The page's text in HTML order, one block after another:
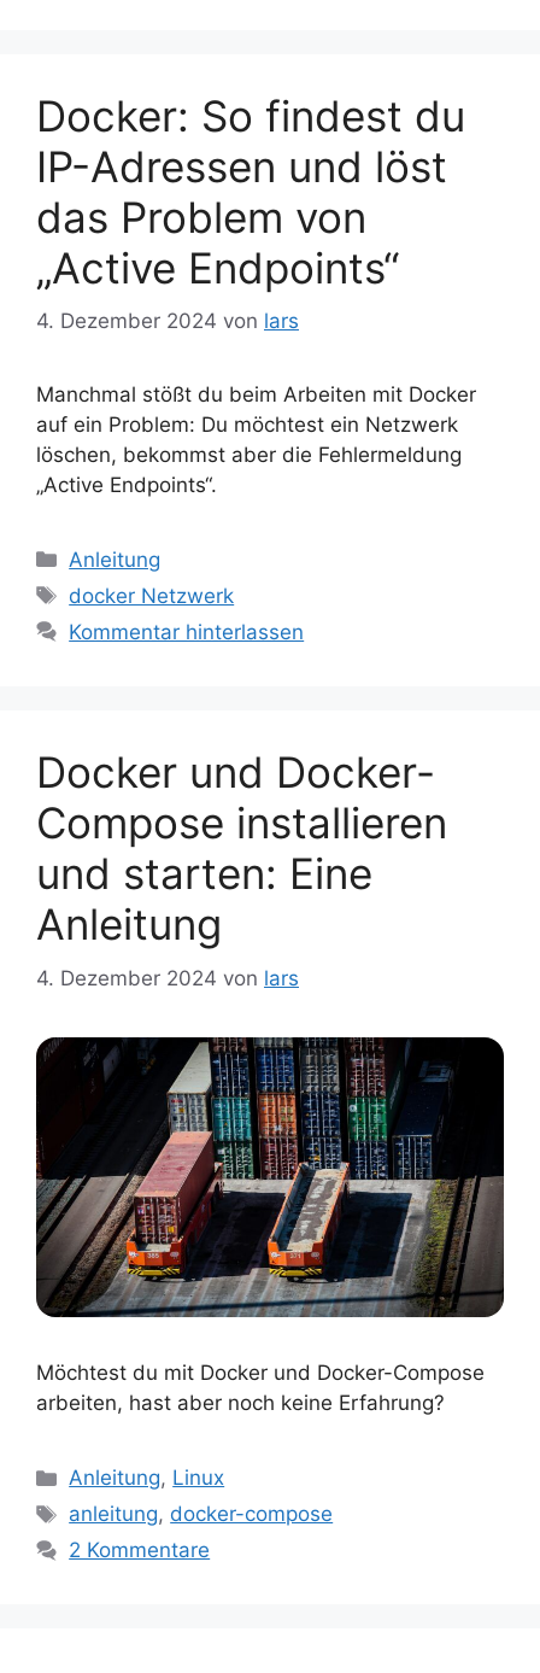
Docker: So findest du
IP-Adressen und löst
das Problem von
„Active Endpoints“
4. Dezember 2024 von lars
Manchmal stößt du beim Arbeiten mit Docker
auf ein Problem: Du möchtest ein Netzwerk
löschen, bekommst aber die Fehlermeldung
„Active Endpoints“.
Kategorien
Anleitung
Schlagwörter
docker Netzwerk
Kommentar hinterlassen
Docker und Docker-
Compose installieren
und starten: Eine
Anleitung
4. Dezember 2024 von lars
Möchtest du mit Docker und Docker-Compose
arbeiten, hast aber noch keine Erfahrung?
Kategorien
Anleitung, Linux
Schlagwörter
anleitung, docker-compose
2 Kommentare